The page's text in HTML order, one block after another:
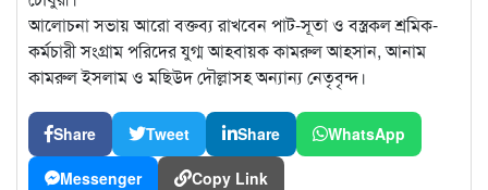
আলোচনা সভায় আরো বক্তব্য রাখবেন পাট-সূতা ও বস্ত্রকল শ্রমিক-
কর্মচারী সংগ্রাম পরিদের যুগ্ম আহবায়ক কামরুল আহসান, আনাম
কামরুল ইসলাম ও মছিউদ দৌল্লাসহ অন্যান্য নেতৃবৃন্দ।
Share Tweet Share WhatsApp
Messenger Copy Link